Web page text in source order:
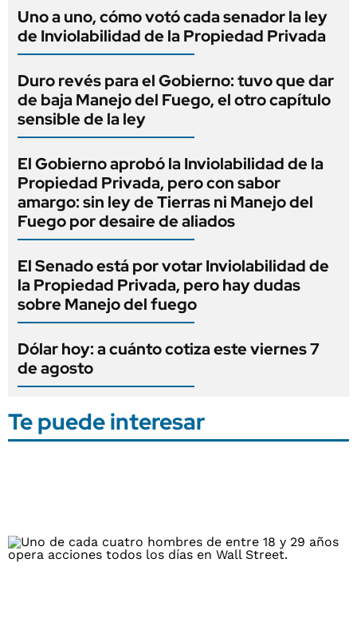
Uno a uno, cómo votó cada senador la ley
de Inviolabilidad de la Propiedad Privada
Duro revés para el Gobierno: tuvo que dar
de baja Manejo del Fuego, el otro capítulo
sensible de la ley
El Gobierno aprobó la Inviolabilidad de la
Propiedad Privada, pero con sabor
amargo: sin ley de Tierras ni Manejo del
Fuego por desaire de aliados
El Senado está por votar Inviolabilidad de
la Propiedad Privada, pero hay dudas
sobre Manejo del fuego
Dólar hoy: a cuánto cotiza este viernes 7
de agosto
Te puede interesar